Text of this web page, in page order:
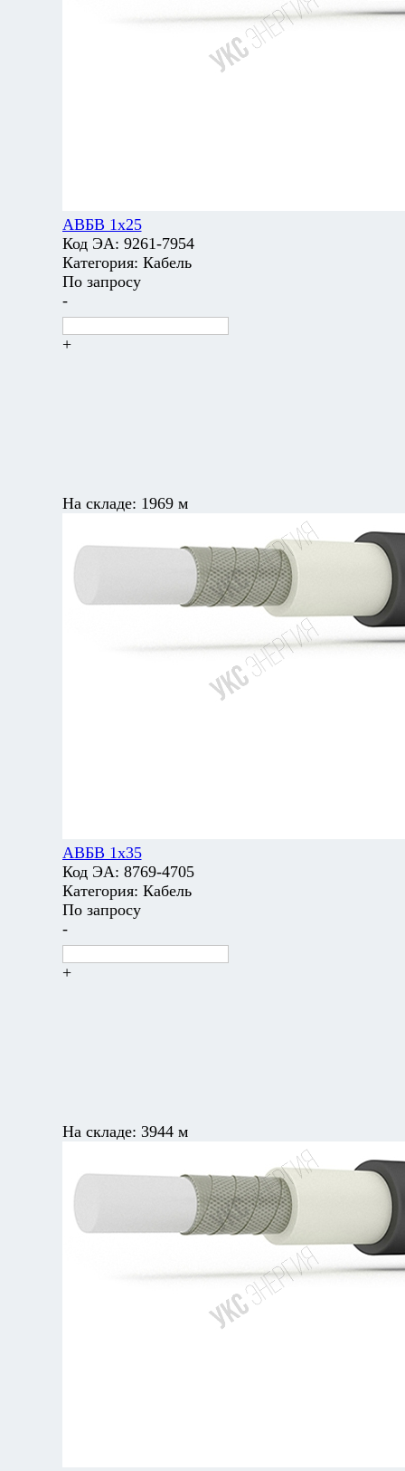
АВБВ 1х25
Код ЭА: 9261-7954
Категория: Кабель
По запросу
-
+
На складе: 1969 м
АВБВ 1х35
Код ЭА: 8769-4705
Категория: Кабель
По запросу
-
+
На складе: 3944 м